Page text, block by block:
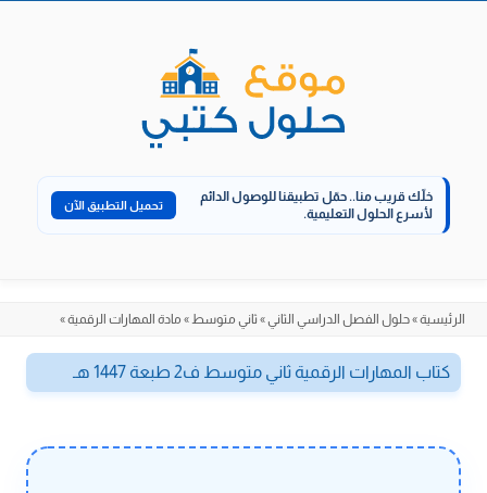
خلّك قريب منا.. حمّل تطبيقنا للوصول الدائم
لأسرع الحلول التعليمية.
تحميل التطبيق الآن
الرئيسية»حلول الفصل الدراسي الثاني» ثاني متوسط» مادة المهارات الرقمية»
كتاب المهارات الرقمية ثاني متوسط ف2 طبعة 1447 هـ